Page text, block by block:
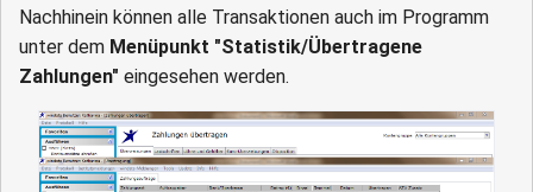
Nachhinein können alle Transaktionen auch im Programm
unter dem Menüpunkt "Statistik/Übertragene
Zahlungen" eingesehen werden.